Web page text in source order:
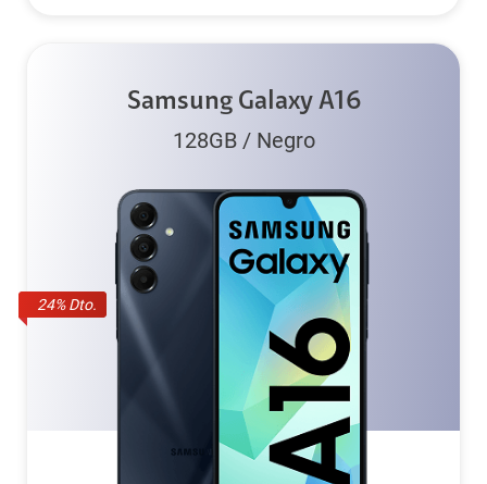
24% Dto.
Samsung Galaxy A16
128GB/ Negro